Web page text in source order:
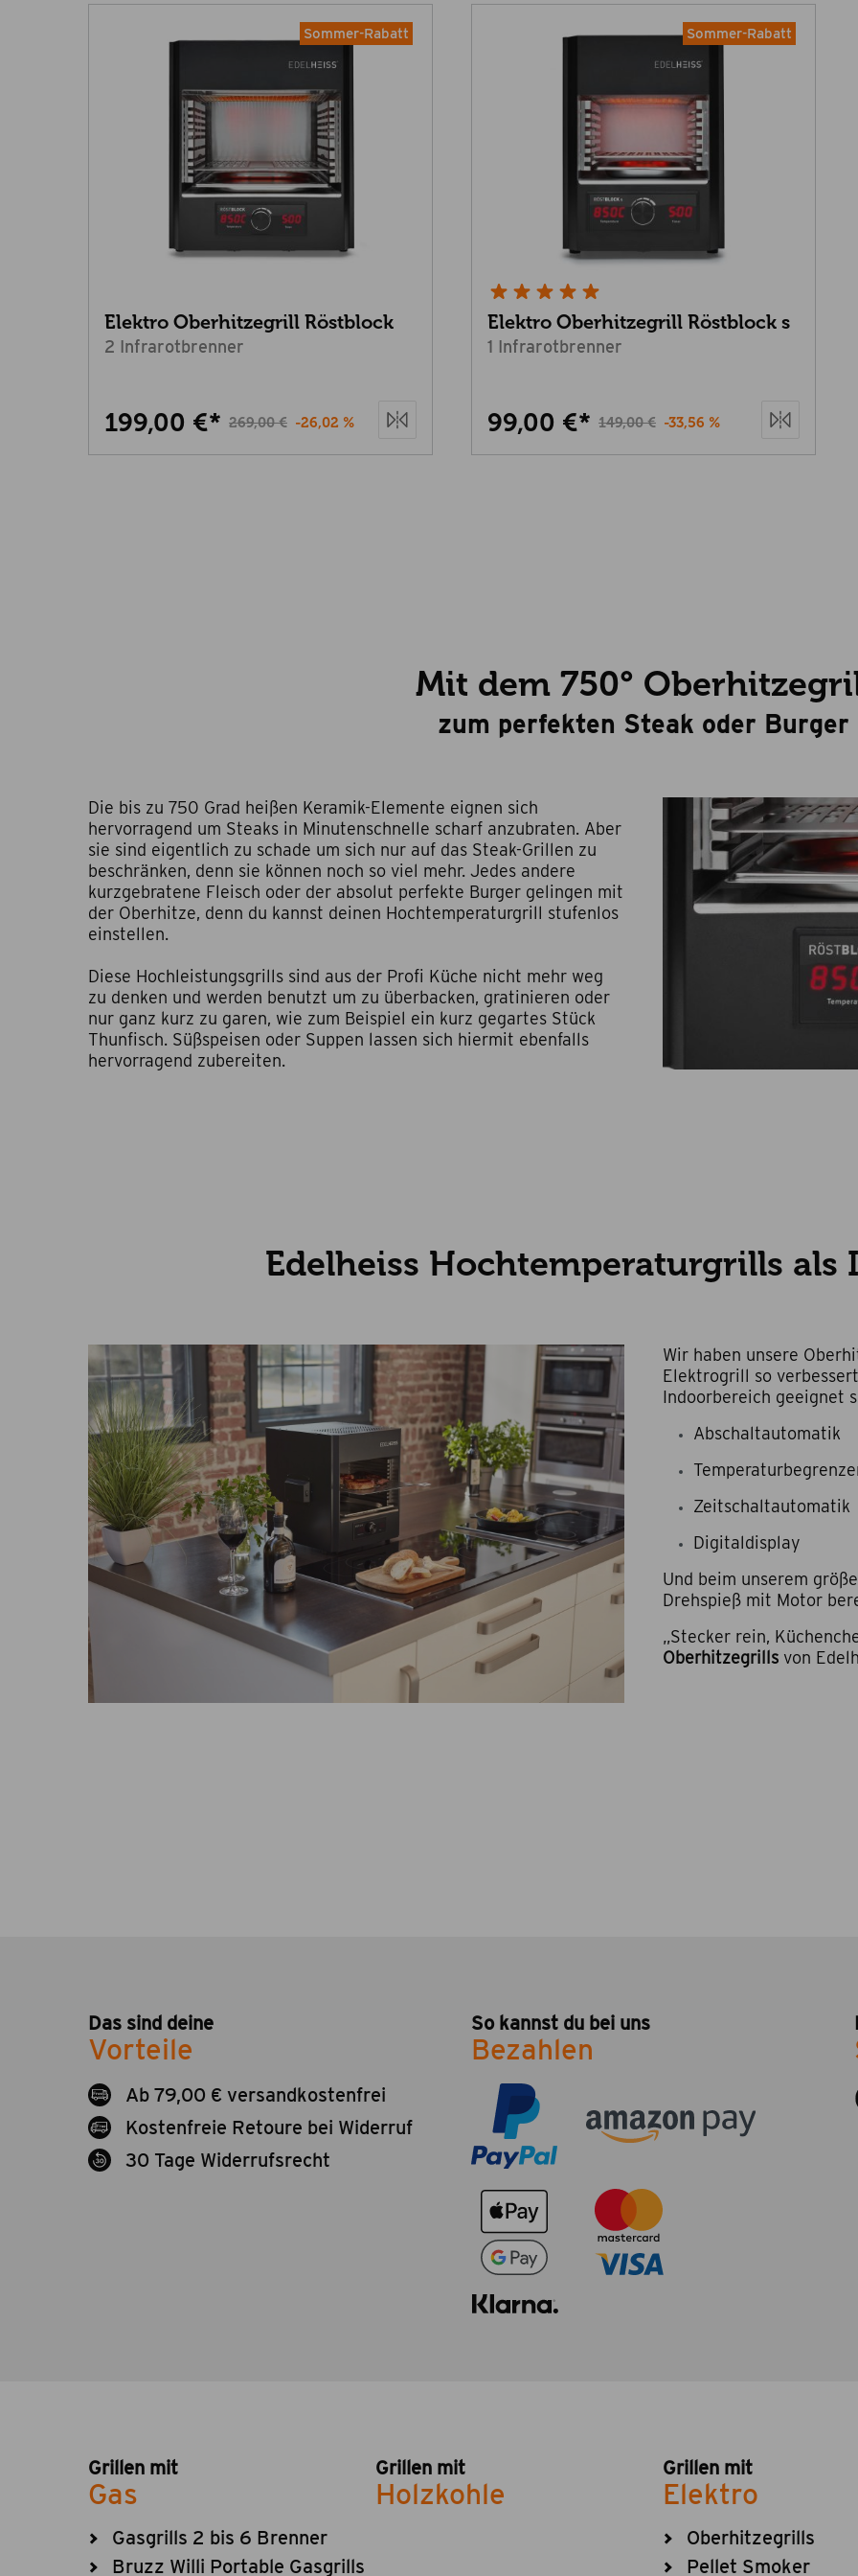
Sommer-Rabatt
Elektro Oberhitzegrill Röstblock
2 Infrarotbrenner
199,00 €* 269,00 € -26,02 %
Sommer-Rabatt
Elektro Oberhitzegrill Röstblock s
1 Infrarotbrenner
99,00 €* 149,00 € -33,56 %
Mit dem 750°
zum perfekten Steak oder Burger
Die bis zu 750 Grad heißen Keramik-Elemente eignen sich
hervorragend um Steaks in Minutenschnelle scharf anzubraten. Aber
sie sind eigentlich zu schade um sich nur auf das Steak-Grillen zu
beschränken, denn sie können noch so viel mehr. Jedes andere
kurzgebratene Fleisch oder der absolut perfekte Burger gelingen mit
der Oberhitze, denn du kannst deinen Hochtemperaturgrill stufenlos
einstellen.
Diese Hochleistungsgrills sind aus der Profi Küche nicht mehr weg
zu denken und werden benutzt um zu überbacken, gratinieren oder
nur ganz kurz zu garen, wie zum Beispiel ein kurz gegartes Stück
Thunfisch. Süßspeisen oder Suppen lassen sich hiermit ebenfalls
hervorragend zubereiten.
Edelheiss Hochtemperaturgrills als
Wir haben unsere
Elektrogrill so
Indoorbereich geeignet
Abschaltautomatik
Zeitschaltautomatik
Digitaldisplay
Und beim unserem
Drehspieß mit Motor
„Stecker rein,
Oberhitzegrills von
Das sind deine
Vorteile
Ab 79,00 € versandkostenfrei
Kostenfreie Retoure bei Widerruf
30 Tage Widerrufsrecht
So kannst du bei uns
Bezahlen
Grillen mit
Gas
Gasgrills 2 bis 6 Brenner
Bruzz Willi Portable Gasgrills
Grillen mit
Holzkohle
Grillen mit
Elektro
Oberhitzegrills
Pellet Smoker